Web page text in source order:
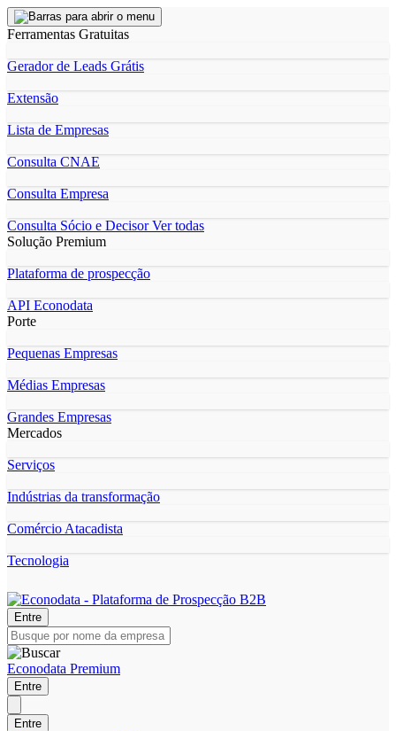
Ferramentas Gratuitas
Gerador de Leads Grátis
Extensão
Lista de Empresas
Consulta CNAE
Consulta Empresa
Consulta Sócio e DecisorVer todas
Solução Premium
Plataforma de prospecção
API Econodata
Porte
Pequenas Empresas
Médias Empresas
Grandes Empresas
Mercados
Serviços
Indústrias da transformação
Comércio Atacadista
Tecnologia
Entre
Econodata Premium
Entre
Entre